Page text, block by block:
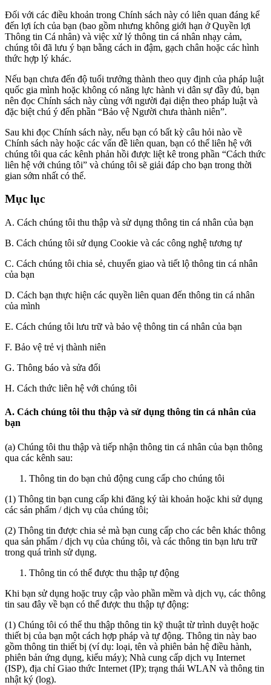
Đối với các điều khoản trong Chính sách này có liên quan đáng kể
đến lợi ích của bạn (bao gồm nhưng không giới hạn ở Quyền lợi
Thông tin Cá nhân) và việc xử lý thông tin cá nhân nhạy cảm,
chúng tôi đã lưu ý bạn bằng cách in đậm, gạch chân hoặc các hình
thức hợp lý khác.
Nếu bạn chưa đến độ tuổi trưởng thành theo quy định của pháp luật
quốc gia mình hoặc không có năng lực hành vi dân sự đầy đủ, bạn
nên đọc Chính sách này cùng với người đại diện theo pháp luật và
đặc biệt chú ý đến phần “Bảo vệ Người chưa thành niên”.
Sau khi đọc Chính sách này, nếu bạn có bất kỳ câu hỏi nào về
Chính sách này hoặc các vấn đề liên quan, bạn có thể liên hệ với
chúng tôi qua các kênh phản hồi được liệt kê trong phần “Cách thức
liên hệ với chúng tôi” và chúng tôi sẽ giải đáp cho bạn trong thời
gian sớm nhất có thể.
Mục lục
A. Cách chúng tôi thu thập và sử dụng thông tin cá nhân của bạn
B. Cách chúng tôi sử dụng Cookie và các công nghệ tương tự
C. Cách chúng tôi chia sẻ, chuyển giao và tiết lộ thông tin cá nhân
của bạn
D. Cách bạn thực hiện các quyền liên quan đến thông tin cá nhân
của mình
E. Cách chúng tôi lưu trữ và bảo vệ thông tin cá nhân của bạn
F. Bảo vệ trẻ vị thành niên
G. Thông báo và sửa đổi
H. Cách thức liên hệ với chúng tôi
A. Cách chúng tôi thu thập và sử dụng thông tin cá nhân của
bạn
(a) Chúng tôi thu thập và tiếp nhận thông tin cá nhân của bạn thông
qua các kênh sau:
Thông tin do bạn chủ động cung cấp cho chúng tôi
(1) Thông tin bạn cung cấp khi đăng ký tài khoản hoặc khi sử dụng
các sản phẩm / dịch vụ của chúng tôi;
(2) Thông tin được chia sẻ mà bạn cung cấp cho các bên khác thông
qua sản phẩm / dịch vụ của chúng tôi, và các thông tin bạn lưu trữ
trong quá trình sử dụng.
Thông tin có thể được thu thập tự động
Khi bạn sử dụng hoặc truy cập vào phần mềm và dịch vụ, các thông
tin sau đây về bạn có thể được thu thập tự động:
(1) Chúng tôi có thể thu thập thông tin kỹ thuật từ trình duyệt hoặc
thiết bị của bạn một cách hợp pháp và tự động. Thông tin này bao
gồm thông tin thiết bị (ví dụ: loại, tên và phiên bản hệ điều hành,
phiên bản ứng dụng, kiểu máy); Nhà cung cấp dịch vụ Internet
(ISP), địa chỉ Giao thức Internet (IP); trạng thái WLAN và thông tin
nhật ký (log).